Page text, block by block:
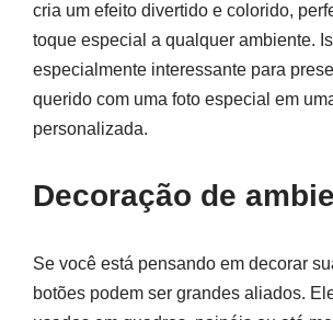
cria um efeito divertido e colorido,
toque especial a qualquer ambiente.
especialmente interessante para
querido com uma foto especial em
personalizada.
Decoração de
Se você está pensando em decorar
botões podem ser grandes aliados.